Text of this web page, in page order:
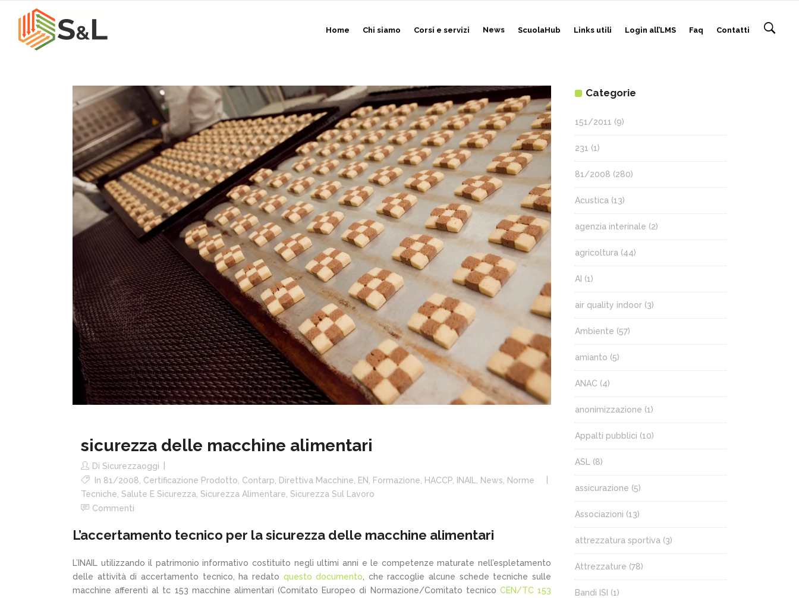
Home Chi siamo Corsi e servizi News ScuolaHub Links utili Login all’LMS Faq Contatti
sicurezza delle macchine alimentari
Di Sicurezzaoggi
In 81/2008 Certificazione Prodotto Contarp Direttiva Macchine EN Formazione HACCP INAIL News
Norme
Tecniche Salute E Sicurezza Sicurezza Alimentare Sicurezza Sul Lavoro
Commenti
L’accertamento tecnico per la sicurezza delle macchine alimentari
L’INAIL utilizzando il patrimonio informativo costituito negli ultimi anni e le competenze maturate nell’espletamento
delle attività di accertamento tecnico, ha redato questo documento , che raccoglie alcune schede tecniche sulle
macchine afferenti al tc 153 macchine alimentari (Comitato Europeo di Normazione/Comitato tecnico CEN/TC 153
Categorie
151/2011 (9)
231 (1)
81/2008 (280)
Acustica (13)
agenzia interinale (2)
agricoltura (44)
AI (1)
air quality indoor (3)
Ambiente (57)
amianto (5)
ANAC (4)
anonimizzazione (1)
Appalti pubblici (10)
ASL (8)
assicurazione (5)
Associazioni (13)
attrezzatura sportiva (3)
Attrezzature (78)
Bandi ISI (1)